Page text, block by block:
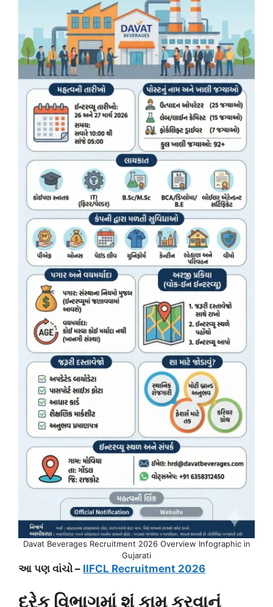
Davat Beverages Recruitment 2026 Overview Infographic in
Gujarati
આ પણ વાંચો – IIFCL Recruitment 2026
દરેક વિભાગમાં શું કામ કરવાનું